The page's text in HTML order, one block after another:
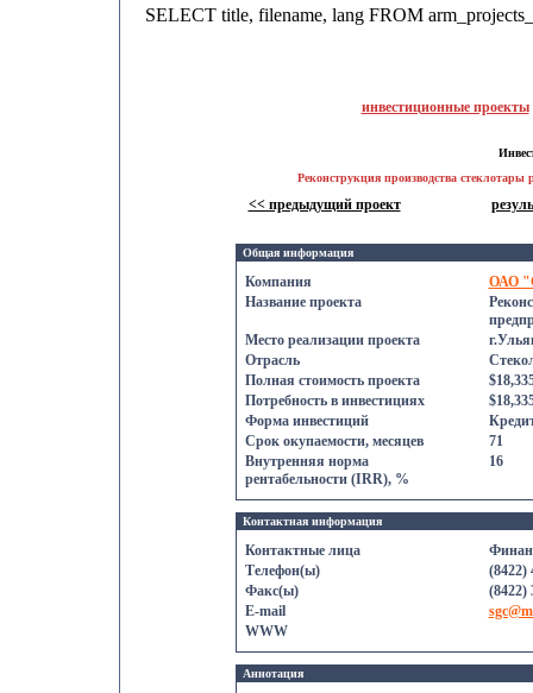
SELECT title, filename, lang FROM
инвестиционные проекты
Реконструкция производства
<< предыдущий проект
Общая информация
Компания
ОАО
Название проекта
Место реализации проекта
Отрасль
Полная стоимость проекта
Потребность в инвестициях
Форма инвестиций
Срок oкупаемости, месяцев
71
Внутренняя норма
рентабельности (IRR), %
16
Контактнaя информация
Контактные лица
Телефон(ы)
(8422)
Факс(ы)
(8422)
E-mail
WWW
Аннотация